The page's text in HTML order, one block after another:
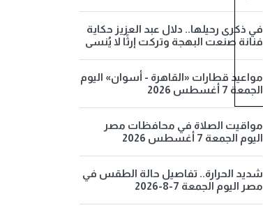
في ذكرى رحيلها.. دلال عبد العزيز حكاية
فنانة صنعت البهجة وتركت إرثًا لا يُنسى
مواعيد قطارات «القاهرة - أسوان» اليوم
الجمعة 7 أغسطس 2026
مواقيت الصلاة في محافظات مصر
اليوم الجمعة 7 أغسطس 2026
شديد الحرارة.. تفاصيل حالة الطقس في
مصر اليوم الجمعة 7-8-2026